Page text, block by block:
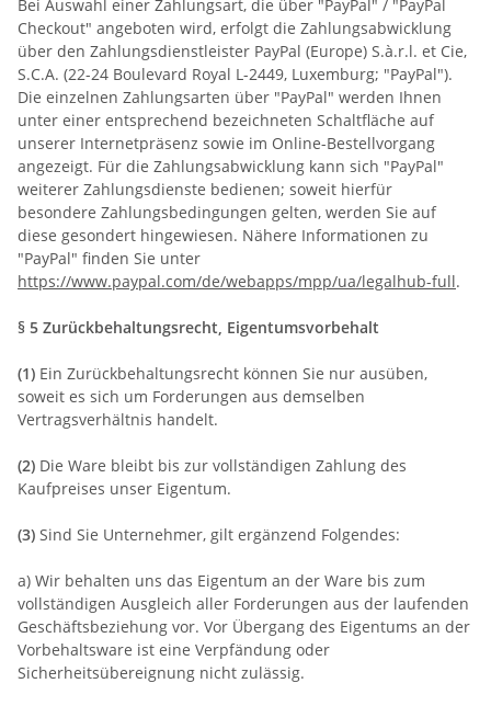
Bei Auswahl einer Zahlungsart, die über "PayPal" / "PayPal
Checkout" angeboten wird, erfolgt die Zahlungsabwicklung
über den Zahlungsdienstleister PayPal (Europe) S.à.r.l. et Cie,
S.C.A. (22-24 Boulevard Royal L-2449, Luxemburg; "PayPal").
Die einzelnen Zahlungsarten über "PayPal" werden Ihnen
unter einer entsprechend bezeichneten Schaltfläche auf
unserer Internetpräsenz sowie im Online-Bestellvorgang
angezeigt. Für die Zahlungsabwicklung kann sich "PayPal"
weiterer Zahlungsdienste bedienen; soweit hierfür
besondere Zahlungsbedingungen gelten, werden Sie auf
diese gesondert hingewiesen. Nähere Informationen zu
"PayPal" finden Sie unter
https://www.paypal.com/de/webapps/mpp/ua/legalhub-full.
§ 5 Zurückbehaltungsrecht , Eigentumsvorbehalt
(1) Ein Zurückbehaltungsrecht können Sie nur ausüben,
soweit es sich um Forderungen aus demselben
Vertragsverhältnis handelt.
(2) Die Ware bleibt bis zur vollständigen Zahlung des
Kaufpreises unser Eigentum.
(3) Sind Sie Unternehmer, gilt ergänzend Folgendes:
a) Wir behalten uns das Eigentum an der Ware bis zum
vollständigen Ausgleich aller Forderungen aus der laufenden
Geschäftsbeziehung vor. Vor Übergang des Eigentums an der
Vorbehaltsware ist eine Verpfändung oder
Sicherheitsübereignung nicht zulässig.